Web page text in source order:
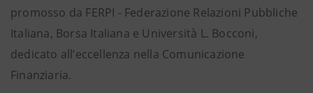
promosso da FERPI - Federazione Relazioni Pubbliche
Italiana, Borsa Italiana e Università L. Bocconi,
dedicato all’eccellenza nella Comunicazione
Finanziaria.